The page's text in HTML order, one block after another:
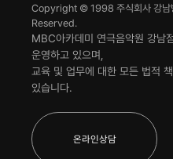
Copyright © 1998 주식회사 강남
Reserved.
MBC아카데미 연극음악원 강남
운영하고 있으며,
교육 및 업무에 대한 모든 법적
있습니다.
온라인상담